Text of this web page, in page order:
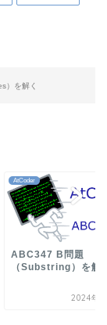
）を解く
AtCoder
ABC347 B問題
（Substring）を解
2024年4